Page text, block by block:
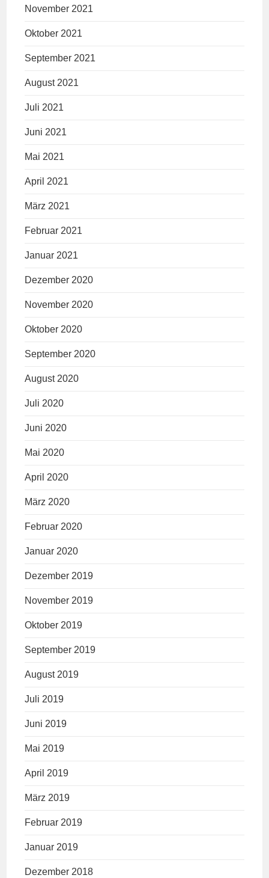
November 2021
Oktober 2021
September 2021
August 2021
Juli 2021
Juni 2021
Mai 2021
April 2021
März 2021
Februar 2021
Januar 2021
Dezember 2020
November 2020
Oktober 2020
September 2020
August 2020
Juli 2020
Juni 2020
Mai 2020
April 2020
März 2020
Februar 2020
Januar 2020
Dezember 2019
November 2019
Oktober 2019
September 2019
August 2019
Juli 2019
Juni 2019
Mai 2019
April 2019
März 2019
Februar 2019
Januar 2019
Dezember 2018